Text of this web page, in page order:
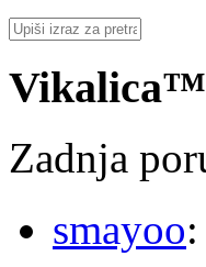
Vikalica™
Zadnja
smayoo